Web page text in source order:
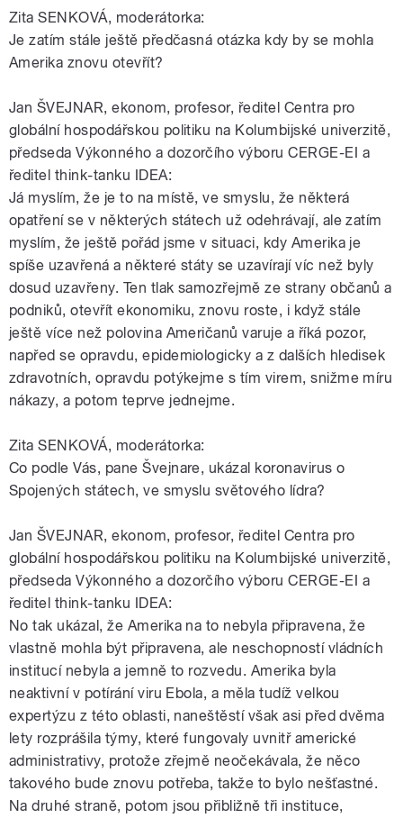
Zita SENKOVÁ, moderátorka:
Je zatím stále ještě předčasná otázka kdy by se mohla
Amerika znovu otevřít?
Jan ŠVEJNAR, ekonom, profesor, ředitel Centra pro
globální hospodářskou politiku na Kolumbijské univerzitě,
předseda Výkonného a dozorčího výboru CERGE-EI a
ředitel think-tanku IDEA:
Já myslím, že je to na místě, ve smyslu, že některá
opatření se v některých státech už odehrávají, ale zatím
myslím, že ještě pořád jsme v situaci, kdy Amerika je
spíše uzavřená a některé státy se uzavírají víc než byly
dosud uzavřeny. Ten tlak samozřejmě ze strany občanů a
podniků, otevřít ekonomiku, znovu roste, i když stále
ještě více než polovina Američanů varuje a říká pozor,
napřed se opravdu, epidemiologicky a z dalších hledisek
zdravotních, opravdu potýkejme s tím virem, snižme míru
nákazy, a potom teprve jednejme.
Zita SENKOVÁ, moderátorka:
Co podle Vás, pane Švejnare, ukázal koronavirus o
Spojených státech, ve smyslu světového lídra?
Jan ŠVEJNAR, ekonom, profesor, ředitel Centra pro
globální hospodářskou politiku na Kolumbijské univerzitě,
předseda Výkonného a dozorčího výboru CERGE-EI a
ředitel think-tanku IDEA:
No tak ukázal, že Amerika na to nebyla připravena, že
vlastně mohla být připravena, ale neschopností vládních
institucí nebyla a jemně to rozvedu. Amerika byla
neaktivní v potírání viru Ebola, a měla tudíž velkou
expertýzu z této oblasti, naneštěstí však asi před dvěma
lety rozprášila týmy, které fungovaly uvnitř americké
administrativy, protože zřejmě neočekávala, že něco
takového bude znovu potřeba, takže to bylo nešťastné.
Na druhé straně, potom jsou přibližně tři instituce,